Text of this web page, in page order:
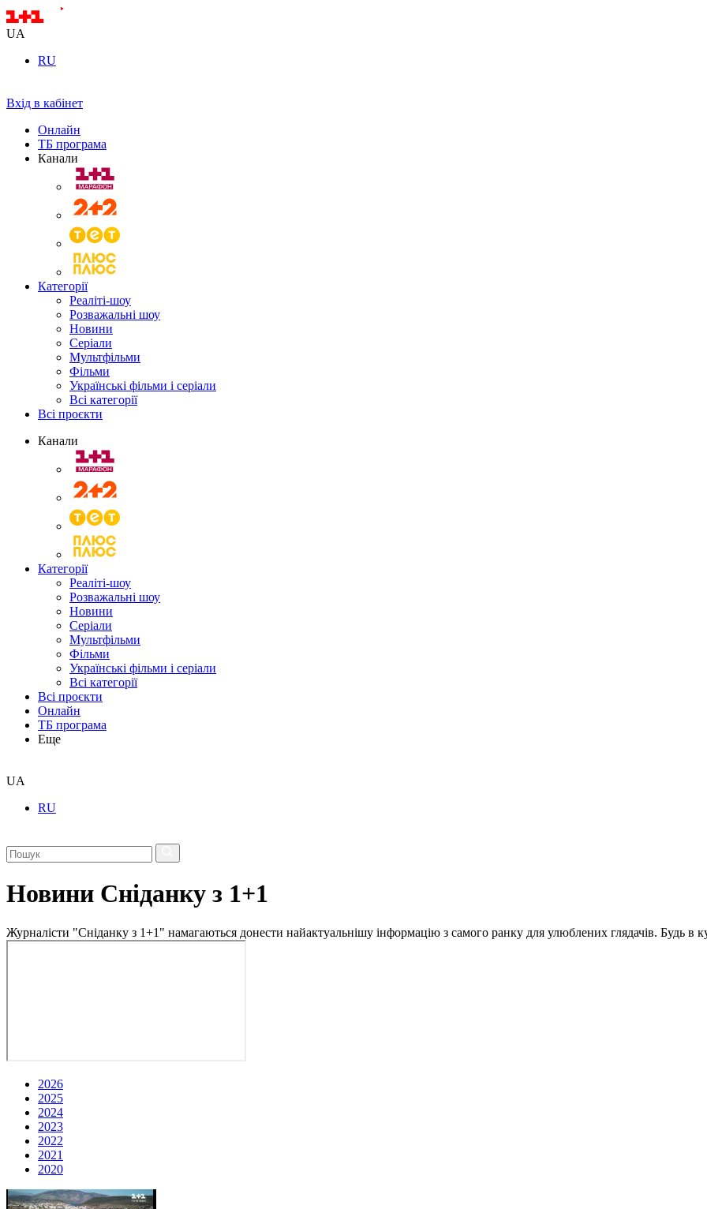
UA
RU
Вхід в кабінет
Онлайн
ТБ програма
Канали
Категорії
Реаліті-шоу
Розважальні шоу
Новини
Серіали
Мультфільми
Фільми
Українські фільми і серіали
Всі категорії
Всі проєкти
Канали
Категорії
Реаліті-шоу
Розважальні шоу
Новини
Серіали
Мультфільми
Фільми
Українські фільми і серіали
Всі категорії
Всі проєкти
Онлайн
ТБ програма
Еще
UA
RU
Новини Сніданку з 1+1
Журналісти "Сніданку з 1+1" намагаються донести найактуальнішу інформацію з самого ранку для улюблених глядачів. Будь в
2026
2025
2024
2023
2022
2021
2020